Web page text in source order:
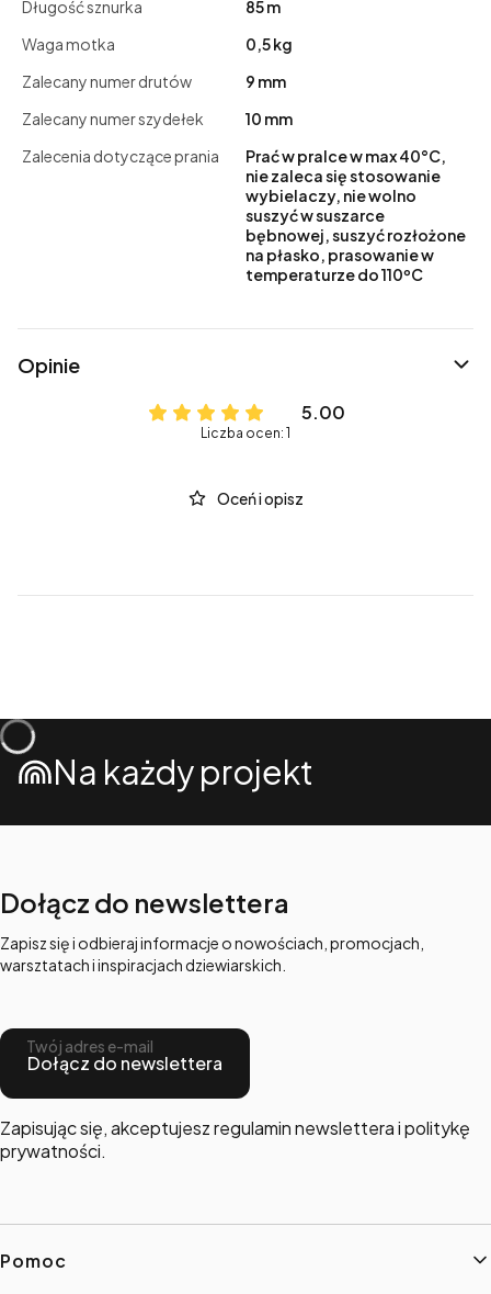
Długość sznurka
85 m
Waga motka
0,5 kg
Zalecany numer drutów
9 mm
Zalecany numer szydełek
10 mm
Zalecenia dotyczące prania
Prać w pralce w max 40°C,
nie zaleca się stosowanie
wybielaczy, nie wolno
suszyć w suszarce
bębnowej, suszyć rozłożone
na płasko, prasowanie w
temperaturze do 110ºC
Opinie
5.00
Liczba ocen: 1
Oceń i opisz
Na każdy projekt
Dołącz do newslettera
Zapisz się i odbieraj informacje o nowościach, promocjach,
warsztatach i inspiracjach dziewiarskich.
Twój adres e-mail
Dołącz do newslettera
Zapisując się, akceptujesz regulamin newslettera i politykę
prywatności.
Linki w stopce
Pomoc